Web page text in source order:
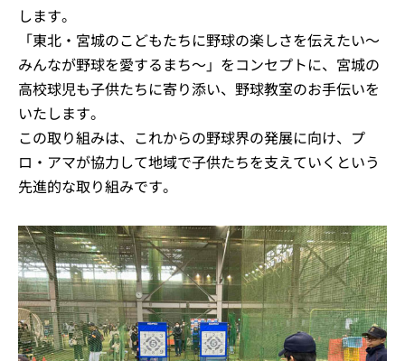
します。
「東北・宮城のこどもたちに野球の楽しさを伝えたい～
みんなが野球を愛するまち～」をコンセプトに、宮城の
高校球児も子供たちに寄り添い、野球教室のお手伝いを
いたします。
この取り組みは、これからの野球界の発展に向け、プ
ロ・アマが協力して地域で子供たちを支えていくという
先進的な取り組みです。